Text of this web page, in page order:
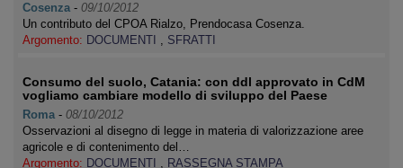
Cosenza - 09/10/2012
Un contributo del CPOA Rialzo, Prendocasa Cosenza.
Argomento: DOCUMENTI , SFRATTI
Consumo del suolo, Catania: con ddl approvato in CdM
vogliamo cambiare modello di sviluppo del Paese
Roma - 08/10/2012
Osservazioni al disegno di legge in materia di valorizzazione aree
agricole e di contenimento del…
Argomento: DOCUMENTI , RASSEGNA STAMPA